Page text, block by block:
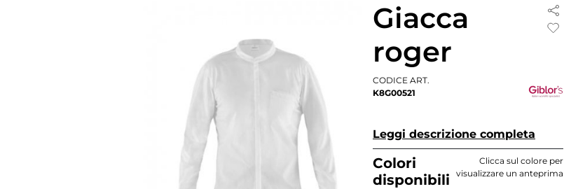
Giacca
roger
CODICE ART.
K8G00521
Leggi descrizione completa
Colori
disponibili
Clicca sul colore per
visualizzare un anteprima